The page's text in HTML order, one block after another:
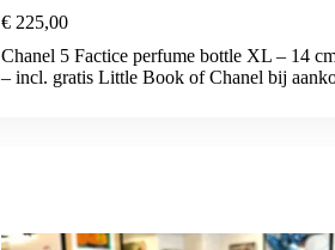
€225,00
Chanel 5 Factice perfume bottle XL – 14
– incl. gratis Little Book of Chanel bij